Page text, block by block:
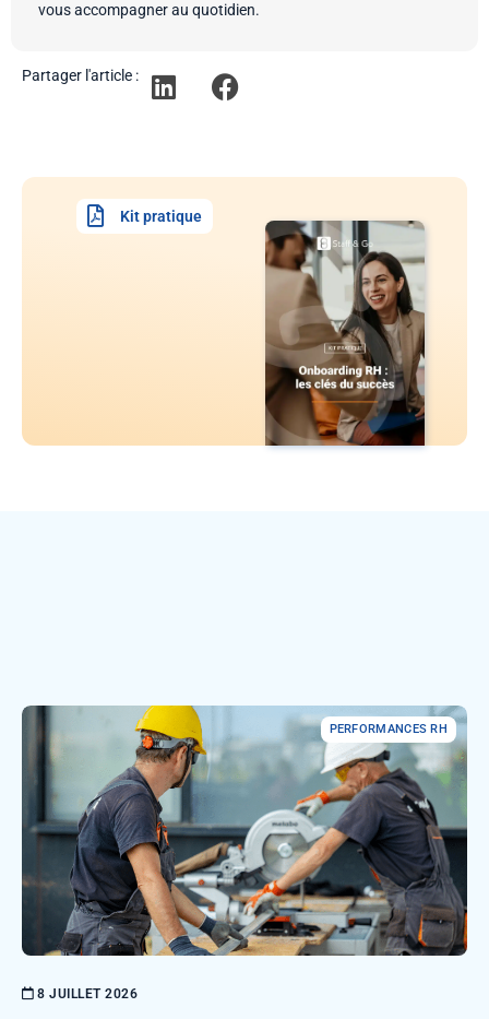
vous accompagner au quotidien.
Partager l'article :
Kit pratique
PERFORMANCES RH
8 JUILLET 2026